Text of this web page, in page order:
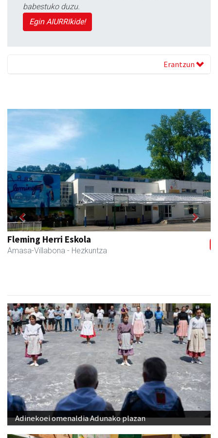
babestuko duzu.
Egin AIURRIkide!
Erantzun
Akam espazioa
Amasa-Villabona - Arropa-dendak
Previous Next
Adinekoei omenaldia Adunako plazan